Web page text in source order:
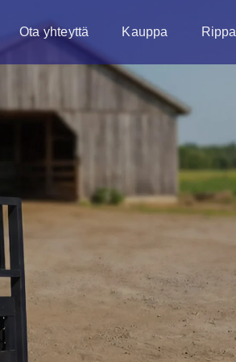
Ota yhteyttä Kauppa